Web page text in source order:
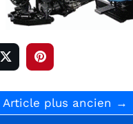
 
Article plus ancien →